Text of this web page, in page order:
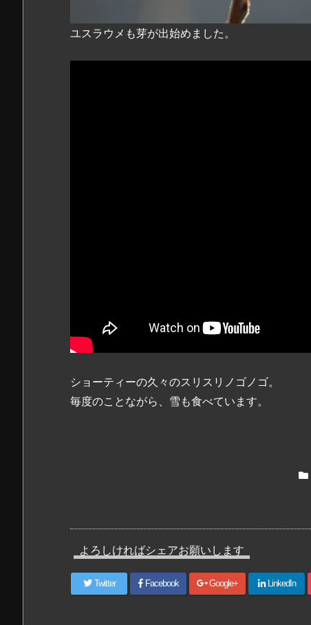
ユスラウメも芽が出始めました。
ショーティーの久々のスリスリノゴノゴ。
毎度のことながら、雪も食べています。
よろしければシェアお願いします
Twitter Facebook Google+ LinkedIn